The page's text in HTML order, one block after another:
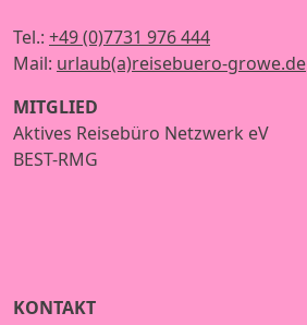
Tel.: +49 (0)7731 976 444
Mail: urlaub(a)reisebuero-growe.de
MITGLIED
Aktives Reisebüro Netzwerk eV
BEST-RMG
KONTAKT